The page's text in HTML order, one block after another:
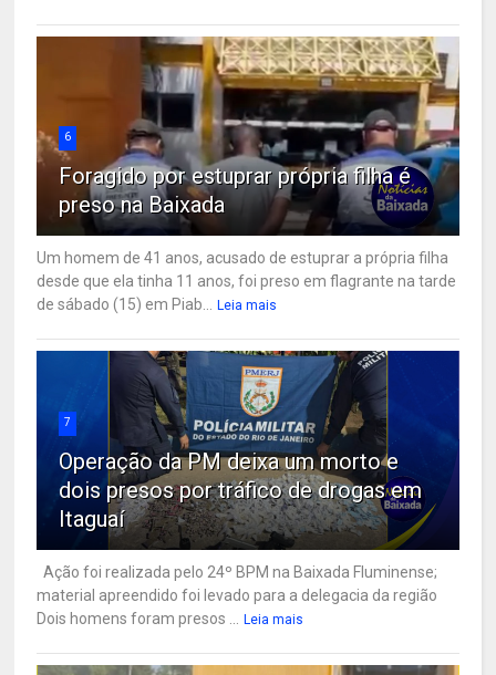
6
Foragido por estuprar própria filha é
preso na Baixada
Um homem de 41 anos, acusado de estuprar a própria filha
desde que ela tinha 11 anos, foi preso em flagrante na tarde
de sábado (15) em Piab...
Leia mais
7
Operação da PM deixa um morto e
dois presos por tráfico de drogas em
Itaguaí
Ação foi realizada pelo 24º BPM na Baixada Fluminense;
material apreendido foi levado para a delegacia da região
Dois homens foram presos ...
Leia mais